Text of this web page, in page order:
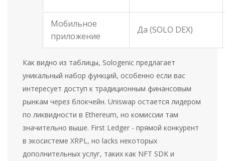
Мобильное
приложение
Да (SOLO DEX)
Как видно из таблицы, Sologenic предлагает
уникальный набор функций, особенно если вас
интересует доступ к традиционным финансовым
рынкам через блокчейн. Uniswap остается лидером
по ликвидности в Ethereum, но комиссии там
значительно выше. First Ledger - прямой конкурент
в экосистеме XRPL, но lacks некоторых
дополнительных услуг, таких как NFT SDK и